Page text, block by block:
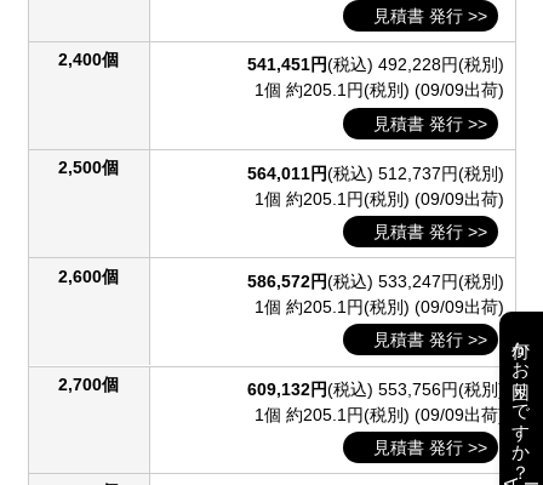
見積書 発行 >>
2,400個 541,451円(税込) 492,228円(税別)
1個 約205.1円(税別) (09/09出荷)
見積書 発行 >>
2,500個 564,011円(税込) 512,737円(税別)
1個 約205.1円(税別) (09/09出荷)
見積書 発行 >>
2,600個 586,572円(税込) 533,247円(税別)
1個 約205.1円(税別) (09/09出荷)
見積書 発行 >>
2,700個 609,132円(税込) 553,756円(税別)
1個 約205.1円(税別) (09/09出荷)
見積書 発行 >>
何かお困りですか？